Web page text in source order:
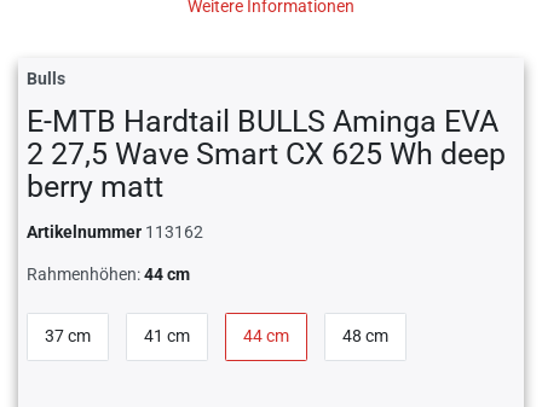
Weitere Informationen
Bulls
E-MTB Hardtail BULLS Aminga EVA
2 27,5 Wave Smart CX 625 Wh deep
berry matt
Artikelnummer 113162
Rahmenhöhen:44 cm
37 cm 41 cm 44 cm 48 cm